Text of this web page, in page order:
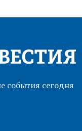
события сегодня